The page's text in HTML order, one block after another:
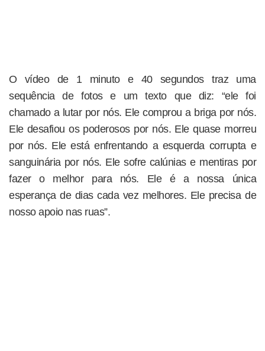
O vídeo de 1 minuto e 40 segundos traz uma
sequência de fotos e um texto que diz: “ele foi
chamado a lutar por nós. Ele comprou a briga por nós.
Ele desafiou os poderosos por nós. Ele quase morreu
por nós. Ele está enfrentando a esquerda corrupta e
sanguinária por nós. Ele sofre calúnias e mentiras por
fazer o melhor para nós. Ele é a nossa única
esperança de dias cada vez melhores. Ele precisa de
nosso apoio nas ruas”.